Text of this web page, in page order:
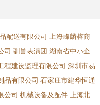
配送有限公司
上海峰麟榕商
司 驯兽表演团 湖南省中小企
程建设监理有限公司 深圳市易
品有限公司 石家庄市建华恒通
公司 机械设备及配件
上海北